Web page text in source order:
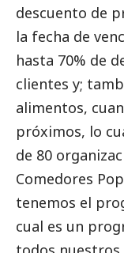
descuento de
la fecha de
hasta 70% de
clientes y;
alimentos,
próximos, lo
de 80
Comedores
tenemos el
cual es un